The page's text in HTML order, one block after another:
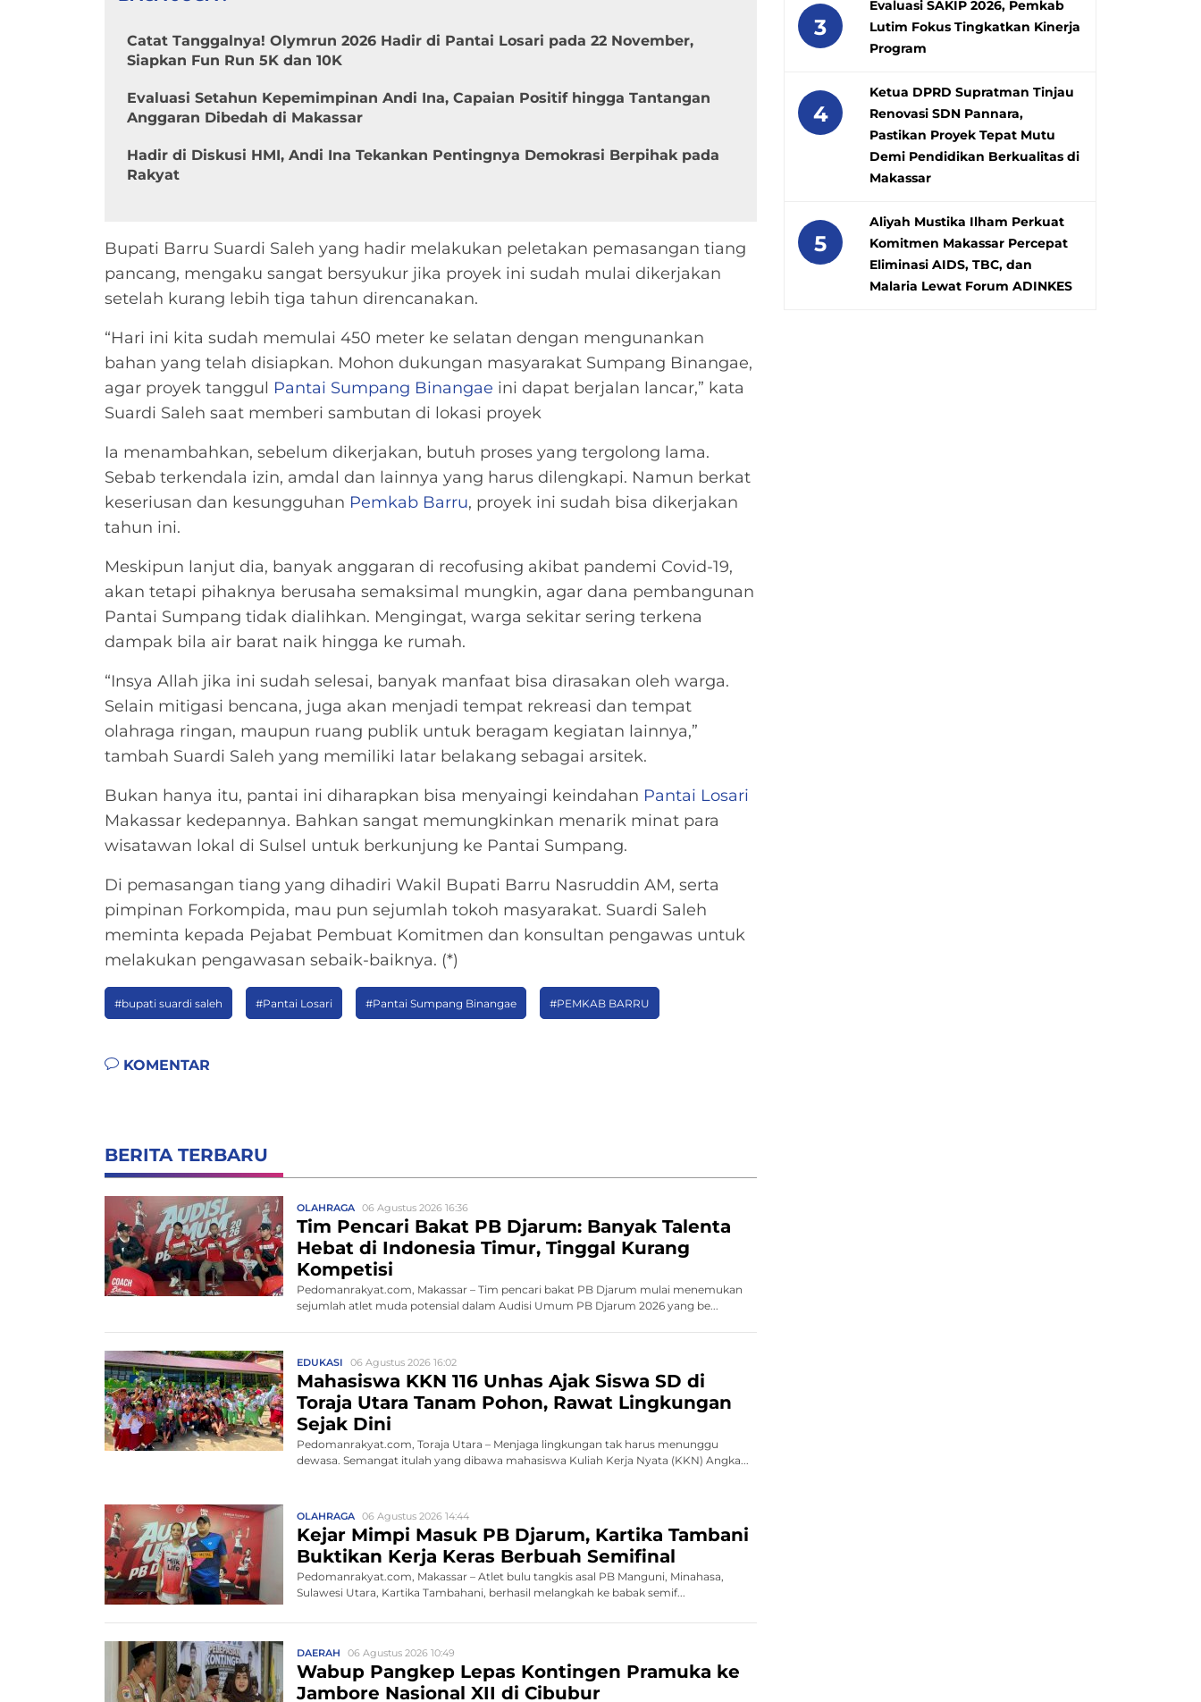
Catat Tanggalnya! Olymrun 2026 Hadir di Pantai Losari pada 22 November,
Siapkan Fun Run 5K dan 10K
Evaluasi Setahun Kepemimpinan Andi Ina, Capaian Positif hingga Tantangan
Anggaran Dibedah di Makassar
Hadir di Diskusi HMI, Andi Ina Tekankan Pentingnya Demokrasi Berpihak pada
Rakyat
Bupati Barru Suardi Saleh yang hadir melakukan peletakan pemasangan tiang
pancang, mengaku sangat bersyukur jika proyek ini sudah mulai dikerjakan
setelah kurang lebih tiga tahun direncanakan.
“Hari ini kita sudah memulai 450 meter ke selatan dengan mengunankan
bahan yang telah disiapkan. Mohon dukungan masyarakat Sumpang Binangae,
agar proyek tanggul Pantai Sumpang Binangae ini dapat berjalan lancar,” kata
Suardi Saleh saat memberi sambutan di lokasi proyek
Ia menambahkan, sebelum dikerjakan, butuh proses yang tergolong lama.
Sebab terkendala izin, amdal dan lainnya yang harus dilengkapi. Namun berkat
keseriusan dan kesungguhan Pemkab Barru, proyek ini sudah bisa dikerjakan
tahun ini.
Meskipun lanjut dia, banyak anggaran di recofusing akibat pandemi Covid-19,
akan tetapi pihaknya berusaha semaksimal mungkin, agar dana pembangunan
Pantai Sumpang tidak dialihkan. Mengingat, warga sekitar sering terkena
dampak bila air barat naik hingga ke rumah.
“Insya Allah jika ini sudah selesai, banyak manfaat bisa dirasakan oleh warga.
Selain mitigasi bencana, juga akan menjadi tempat rekreasi dan tempat
olahraga ringan, maupun ruang publik untuk beragam kegiatan lainnya,”
tambah Suardi Saleh yang memiliki latar belakang sebagai arsitek.
Bukan hanya itu, pantai ini diharapkan bisa menyaingi keindahan Pantai Losari
Makassar kedepannya. Bahkan sangat memungkinkan menarik minat para
wisatawan lokal di Sulsel untuk berkunjung ke Pantai Sumpang.
Di pemasangan tiang yang dihadiri Wakil Bupati Barru Nasruddin AM, serta
pimpinan Forkompida, mau pun sejumlah tokoh masyarakat. Suardi Saleh
meminta kepada Pejabat Pembuat Komitmen dan konsultan pengawas untuk
melakukan pengawasan sebaik-baiknya. (*)
#bupati suardi saleh #Pantai Losari #Pantai Sumpang Binangae #PEMKAB BARRU
KOMENTAR
BERITA TERBARU
OLAHRAGA 06 Agustus 2026 16:36
Tim Pencari Bakat PB Djarum: Banyak Talenta
Hebat di Indonesia Timur, Tinggal Kurang
Kompetisi
Pedomanrakyat.com, Makassar – Tim pencari bakat PB Djarum mulai menemukan
sejumlah atlet muda potensial dalam Audisi Umum PB Djarum 2026 yang be...
EDUKASI 06 Agustus 2026 16:02
Mahasiswa KKN 116 Unhas Ajak Siswa SD di
Toraja Utara Tanam Pohon, Rawat Lingkungan
Sejak Dini
Pedomanrakyat.com, Toraja Utara – Menjaga lingkungan tak harus menunggu
dewasa. Semangat itulah yang dibawa mahasiswa Kuliah Kerja Nyata (KKN) Angka...
OLAHRAGA 06 Agustus 2026 14:44
Kejar Mimpi Masuk PB Djarum, Kartika Tambani
Buktikan Kerja Keras Berbuah Semifinal
Pedomanrakyat.com, Makassar – Atlet bulu tangkis asal PB Manguni, Minahasa,
Sulawesi Utara, Kartika Tambahani, berhasil melangkah ke babak semif...
DAERAH 06 Agustus 2026 10:49
Wabup Pangkep Lepas Kontingen Pramuka ke
Jambore Nasional XII di Cibubur
3
Evaluasi SAKIP 2026, Pemkab
Lutim Fokus Tingkatkan Kinerja
Program
4
Ketua DPRD Supratman Tinjau
Renovasi SDN Pannara,
Pastikan Proyek Tepat Mutu
Demi Pendidikan Berkualitas di
Makassar
5
Aliyah Mustika Ilham Perkuat
Komitmen Makassar Percepat
Eliminasi AIDS, TBC, dan
Malaria Lewat Forum ADINKES